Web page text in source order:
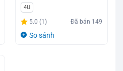
gốc
là:
3.390.000₫.
hiện
tại
là:
4U
5.0 (1) Đã bán 149
So sánh